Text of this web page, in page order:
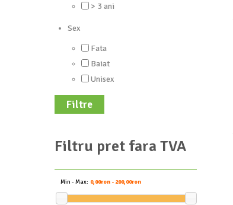
> 3 ani
Sex
Fata
Baiat
Unisex
Filtre
Filtru pret fara TVA
Min - Max: 0,00ron - 200,00ron